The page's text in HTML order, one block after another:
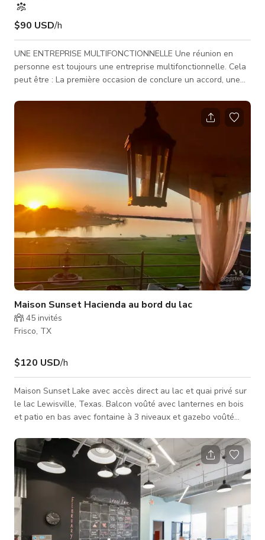
$90 USD/h
UNE ENTREPRISE MULTIFONCTIONNELLE Une réunion en
personne est toujours une entreprise multifonctionnelle. Cela
peut être : La première occasion de conclure un accord, une
potentiel, une introduction à une équipe que vous allez gérer
ou avec laquelle vous allez travailler, une période cruciale où
des décisions doivent être prises, une session sensible au
temps où le travail doit être accompli. Si vous facilitez une
réunion,
Maison Sunset Hacienda au bord du lac
45 invités
Frisco, TX
$120 USD/h
Maison Sunset Lake avec accès direct au lac et quai privé sur
le lac Lewisville, Texas. Balcon voûté avec lanternes en bois
et patio en bas avec fontaine à 3 niveaux et gazebo voûté